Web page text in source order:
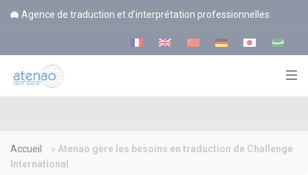
Agence de traduction et d’interprétation professionnelles
Accueil » Atenao gère les besoins en traduction de Challenge
International
Panneau de gestion des cookies